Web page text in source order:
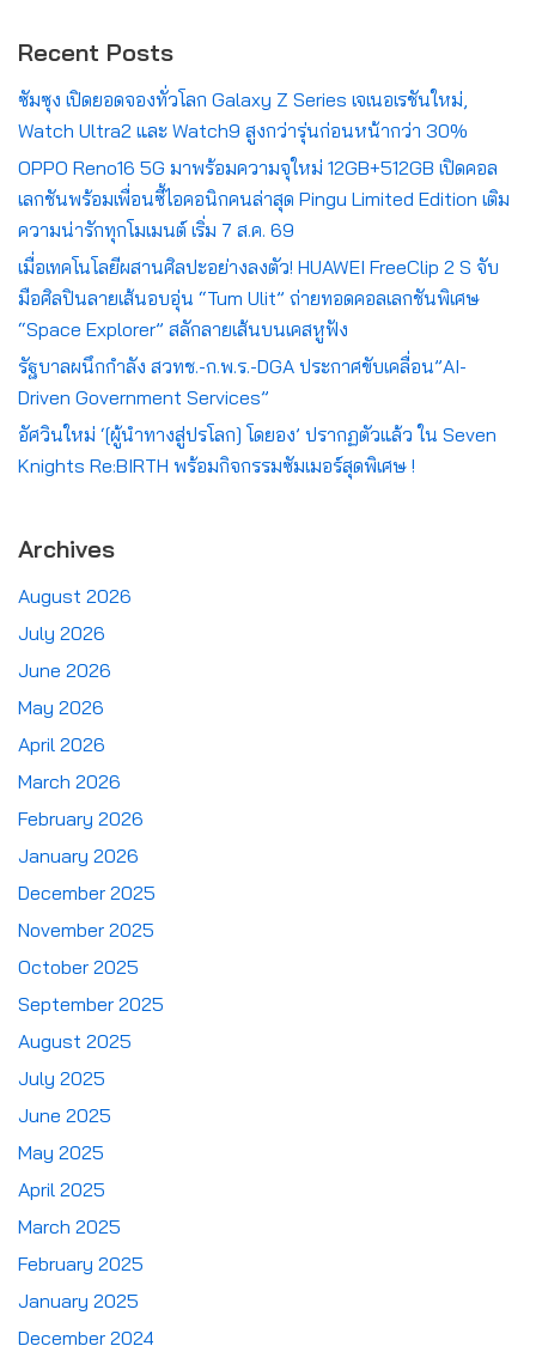
Recent Posts
ซัมซุง เปิดยอดจองทั่วโลก Galaxy Z Series เจเนอเรชันใหม่,
Watch Ultra2 และ Watch9 สูงกว่ารุ่นก่อนหน้ากว่า 30%
OPPO Reno16 5G มาพร้อมความจุใหม่ 12GB+512GB เปิดคอล
เลกชันพร้อมเพื่อนซี้ไอคอนิกคนล่าสุด Pingu Limited Edition เติม
ความน่ารักทุกโมเมนต์ เริ่ม 7 ส.ค. 69
เมื่อเทคโนโลยีผสานศิลปะอย่างลงตัว! HUAWEI FreeClip 2 S จับ
มือศิลปินลายเส้นอบอุ่น “Tum Ulit” ถ่ายทอดคอลเลกชันพิเศษ
“Space Explorer” สลักลายเส้นบนเคสหูฟัง
รัฐบาลผนึกกำลัง สวทช.-ก.พ.ร.-DGA ประกาศขับเคลื่อน”AI-
Driven Government Services”
อัศวินใหม่ ‘[ผู้นำทางสู่ปรโลก] โดยอง’ ปรากฏตัวแล้ว ใน Seven
Knights Re:BIRTH พร้อมกิจกรรมซัมเมอร์สุดพิเศษ !
Archives
August 2026
July 2026
June 2026
May 2026
April 2026
March 2026
February 2026
January 2026
December 2025
November 2025
October 2025
September 2025
August 2025
July 2025
June 2025
May 2025
April 2025
March 2025
February 2025
January 2025
December 2024